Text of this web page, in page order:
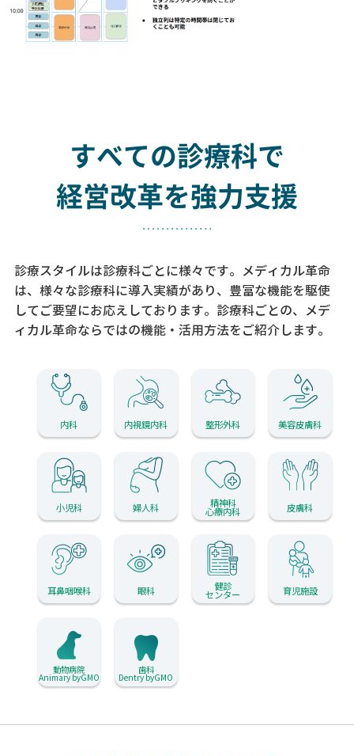
すべての診療科で
経営改革を強力支援
診療スタイルは診療科ごとに様々です。メディカル革命
は、様々な診療科に導入実績があり、 豊富な機能を駆使
してご要望にお応えしております。 診療科ごとの、メデ
ィカル革命ならではの機能・活用方法をご紹介します。
内科 内視鏡内科 整形外科 美容皮膚科
小児科 婦人科 精神科
心療内科 皮膚科
耳鼻咽喉科 眼科 健診
センター 育児施設
動物病院
Animary byGMO
歯科
Dentry byGMO